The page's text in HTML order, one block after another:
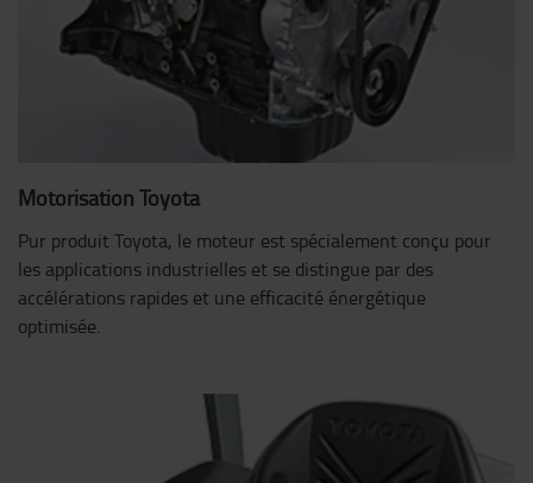
Motorisation Toyota
Pur produit Toyota, le moteur est spécialement conçu pour
les applications industrielles et se distingue par des
accélérations rapides et une efficacité énergétique
optimisée.